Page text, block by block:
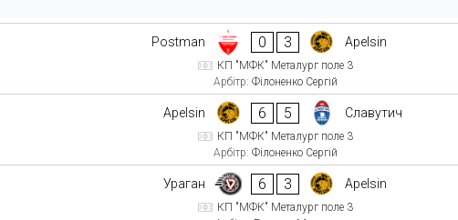
Postman 0 3 Apelsin
КП "МФК" Металург поле 3
Арбітр: Філоненко Сергій
Apelsin 6 5 Славутич
КП "МФК" Металург поле 3
Арбітр: Філоненко Сергій
Ураган 6 3 Apelsin
КП "МФК" Металург поле 3